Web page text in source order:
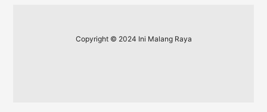
Copyright © 2024 Ini Malang Raya